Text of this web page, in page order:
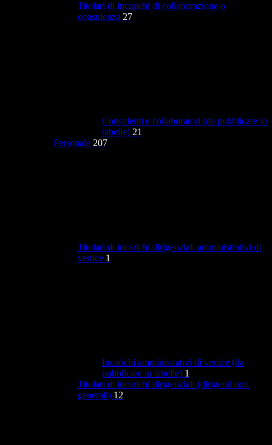
Titolari di incarichi di collaborazione o
consulenza 27
Consulenti e collaboratori (da pubblicare in
tabelle) 21
Personale 207
Titolari di incarichi dirigenziali amministrativi di
vertice 1
Incarichi amministrativi di vertice (da
pubblicare in tabelle) 1
Titolari di incarichi dirigenziali (dirigenti non
generali) 12